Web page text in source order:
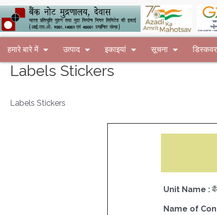
हमारे बारे में उत्पाद इकाइयां सूचना
Labels Stickers
Labels Stickers
Unit Name :
Name of